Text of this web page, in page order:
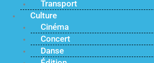
Transport
Culture
Cinéma
Concert
Danse